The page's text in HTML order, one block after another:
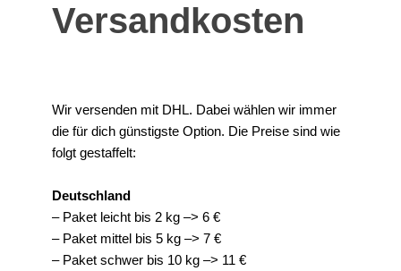
Versandkosten
Wir versenden mit DHL. Dabei wählen wir immer
die für dich günstigste Option. Die Preise sind wie
folgt gestaffelt:
Deutschland
– Paket leicht bis 2 kg –> 6 €
– Paket mittel bis 5 kg –> 7 €
– Paket schwer bis 10 kg –> 11 €